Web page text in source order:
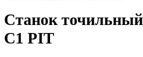
Станок
C1 PIT